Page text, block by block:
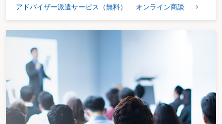
アドバイザー派遣サービス（無料）
オンライン商談